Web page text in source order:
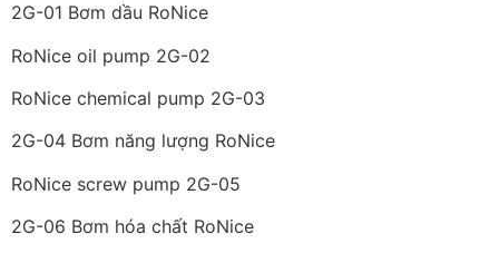
2G-01 Bơm dầu RoNice
RoNice oil pump 2G-02
RoNice chemical pump 2G-03
2G-04 Bơm năng lượng RoNice
RoNice screw pump 2G-05
2G-06 Bơm hóa chất RoNice